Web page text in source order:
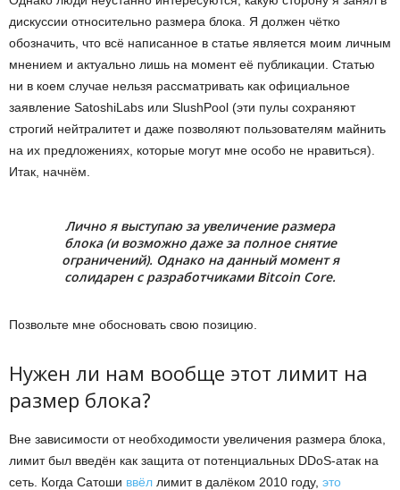
дискуссии относительно размера блока. Я должен чётко
обозначить, что всё написанное в статье является моим личным
мнением и актуально лишь на момент её публикации. Статью
ни в коем случае нельзя рассматривать как официальное
заявление SatoshiLabs или SlushPool (эти пулы сохраняют
строгий нейтралитет и даже позволяют пользователям майнить
на их предложениях, которые могут мне особо не нравиться).
Итак, начнём.
Лично я выступаю за увеличение размера
блока (и возможно даже за полное снятие
ограничений). Однако на данный момент я
солидарен с разработчиками Bitcoin Core.
Позвольте мне обосновать свою позицию.
Нужен ли нам вообще этот лимит на
размер блока?
Вне зависимости от необходимости увеличения размера блока,
лимит был введён как защита от потенциальных DDoS-атак на
сеть. Когда Сатоши ввёл лимит в далёком 2010 году, это